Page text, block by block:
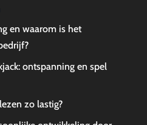
en waarom is het
ontspanning en spel
zo lastig?